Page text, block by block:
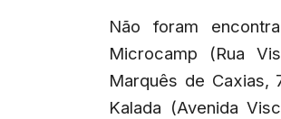
Não foram
Microcamp (Rua
Marquês de Caxias,
Kalada (Avenida